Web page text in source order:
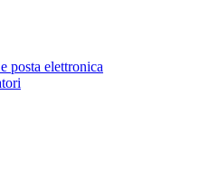
posta elettronica